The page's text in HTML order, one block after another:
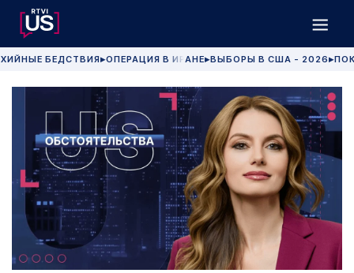
БЕДСТВИЯ▶ОПЕРАЦИЯ В ИРАНЕ▶ВЫБОРЫ В США - 2026 ▶